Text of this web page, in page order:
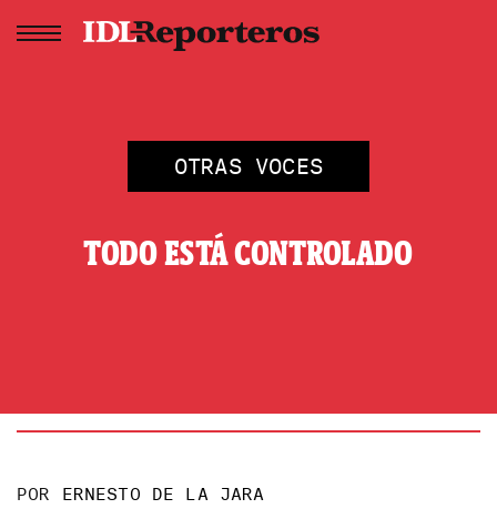
OTRAS VOCES
TODO ESTÁ CONTROLADO
POR ERNESTO DE LA JARA